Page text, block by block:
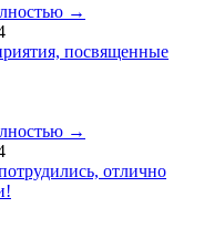
→
посвященные
→
отлично